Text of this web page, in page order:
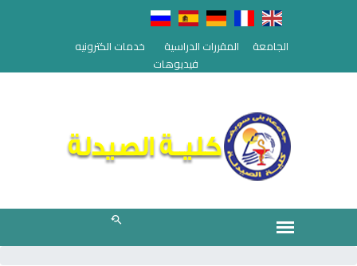
الجامعة المقررات الدراسية
خدمات الكترونيه
فيديوهات